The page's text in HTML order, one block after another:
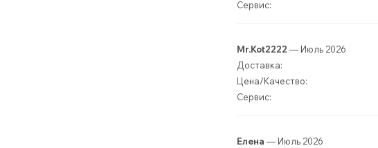
Сервис:
Mr.Kot2222 — Июль 2026
Доставка:
Цена/Качество:
Сервис:
Елена — Июль 2026